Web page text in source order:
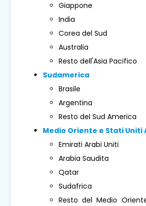
Giappone
India
Corea del Sud
Australia
Resto dell'Asia Pacifico
Sudamerica
Brasile
Argentina
Resto del Sud America
Medio Oriente e Stati Uniti
Emirati Arabi Uniti
Arabia Saudita
Qatar
Sudafrica
Resto del Medio